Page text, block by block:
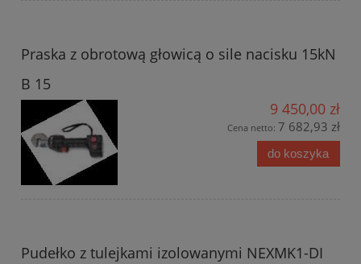
Praska z obrotową głowicą o sile nacisku 15kN
B 15
9 450,00 zł
Cena netto: 7 682,93 zł
do koszyka
Pudełko z tulejkami izolowanymi NEXMK1-DI